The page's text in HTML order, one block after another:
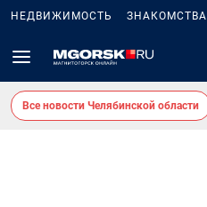
НЕДВИЖИМОСТЬ ЗНАКОМСТВА
Все новости Челябинской области